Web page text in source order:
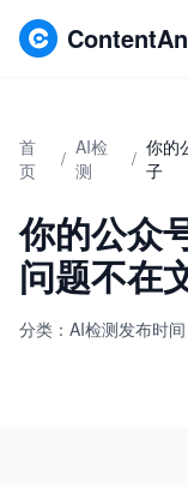
首
页
/ AI检
测
/ 你的
子
你的公众
问题不在
分类：AI检测发布时